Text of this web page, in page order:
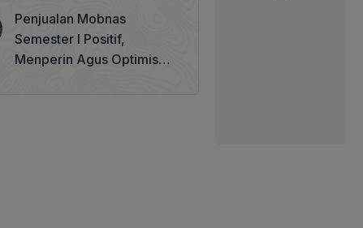
Penjualan Mobnas
Semester I Positif,
Menperin Agus Optimistis